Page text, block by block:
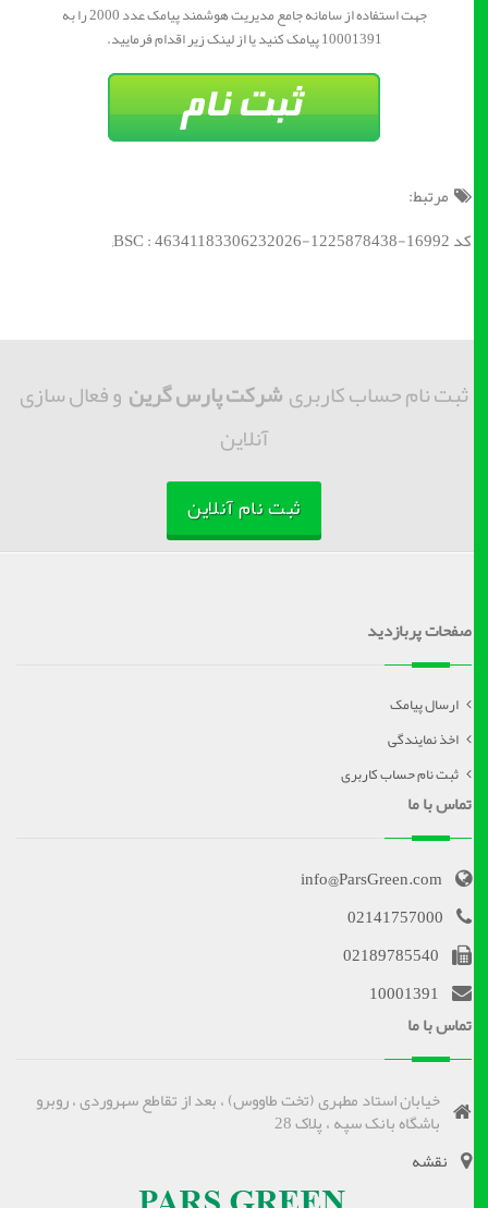
جهت استفاده از سامانه جامع مدیریت هوشمند پیامک عدد 2000 را به
10001391 پیامک کنید یا از لینک زیر اقدام فرمایید.
مرتبط:
کد BSC : 46341183306232026-1225878438-16992;
ثبت نام حساب کاربریشرکت پارس گرینو فعال سازی
آنلاین
ثبت نام آنلاین
صفحات پربازدید
ارسال پیامک
اخذ نمایندگی
ثبت نام حساب کاربری
تماس با ما
info@ParsGreen.com
02141757000
02189785540
10001391
تماس با ما
خیابان استاد مطهری (تخت طاووس) ، بعد از تقاطع سهروردی ، روبرو
باشگاه بانک سپه ، پلاک 28
نقشه